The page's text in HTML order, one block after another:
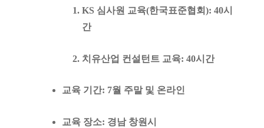
KS 심사원 교육(한국표준협회): 40시
간
치유산업 컨설턴트 교육: 40시간
교육 기간: 7월 주말 및 온라인
교육 장소: 경남 창원시